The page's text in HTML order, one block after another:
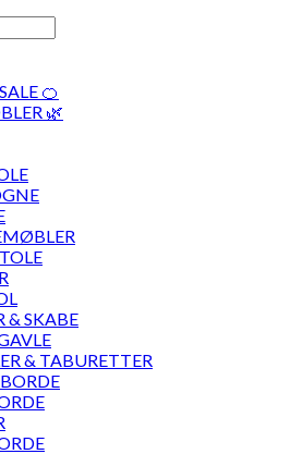
🍊
🌿
& SKABE
& TABURETTER